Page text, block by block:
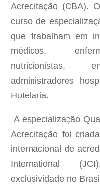
Acreditação (CBA).
curso de
que trabalham em
médicos,
nutricionistas,
administradores
Hotelaria.
A especialização
Acreditação foi
internacional de
International
exclusividade no